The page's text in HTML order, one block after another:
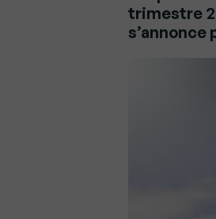
trimestre